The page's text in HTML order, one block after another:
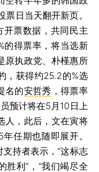
日当天翻开新页。
开票数据，共同民主
的得票率，将当选新
原执政党、朴槿惠所
，获得约25.2的%选
名的安哲秀 ，得票率
预计将在5月10日上
人，此后，文在寅将
任期也随即展开。
持者表示，“这标志
胜利”，“我们竭尽全